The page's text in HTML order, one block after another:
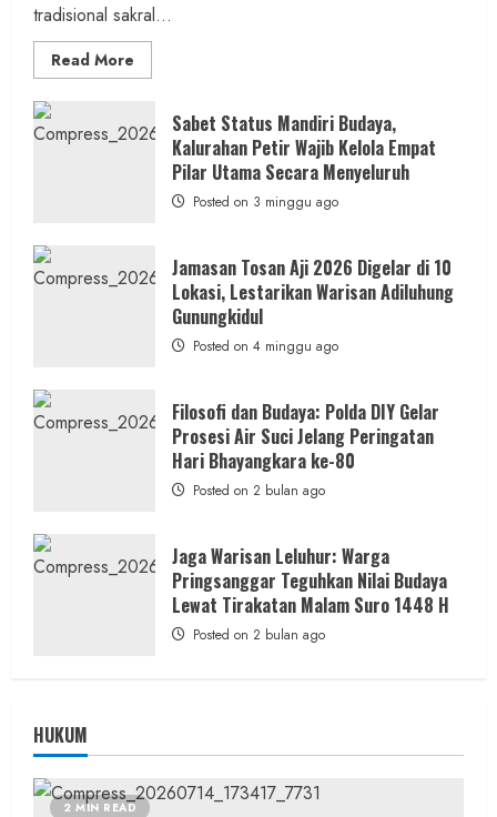
tradisional sakral...
Read More
more
Tokoh
Nasional,
Ruwatan
Ageng
Petilasan
Sendangwangi
Mohon
Hayuning
Bawono
Sabet Status Mandiri Budaya,
Kalurahan Petir Wajib Kelola Empat
Pilar Utama Secara Menyeluruh
Posted on 3 minggu ago
Jamasan Tosan Aji 2026 Digelar di 10
Lokasi, Lestarikan Warisan Adiluhung
Gunungkidul
Posted on 4 minggu ago
Filosofi dan Budaya: Polda DIY Gelar
Prosesi Air Suci Jelang Peringatan
Hari Bhayangkara ke-80
Posted on 2 bulan ago
Jaga Warisan Leluhur: Warga
Pringsanggar Teguhkan Nilai Budaya
Lewat Tirakatan Malam Suro 1448 H
Posted on 2 bulan ago
HUKUM
2 MIN READ